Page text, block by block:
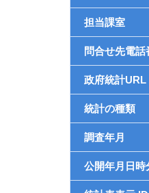
担当課室
問合せ先電話
政府統計URL
統計の種類
調査年月
公開年月日時